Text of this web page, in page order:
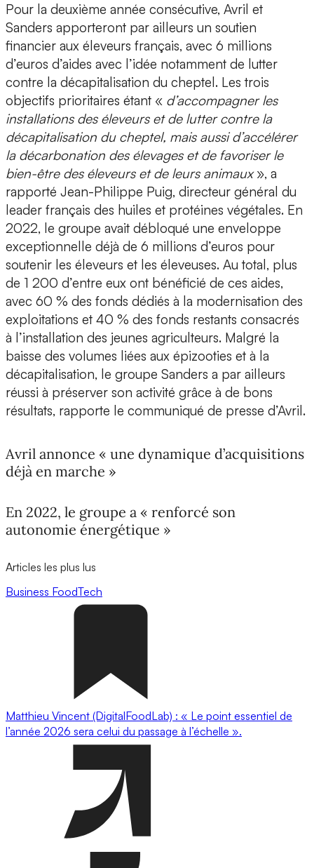
Pour la deuxième année consécutive, Avril et
Sanders apporteront par ailleurs un soutien
financier aux éleveurs français, avec 6 millions
d’euros d’aides avec l’idée notamment de lutter
contre la décapitalisation du cheptel. Les trois
objectifs prioritaires étant « d’accompagner les
installations des éleveurs et de lutter contre la
décapitalisation du cheptel, mais aussi d’accélérer
la décarbonation des élevages et de favoriser le
bien-être des éleveurs et de leurs animaux», a
rapporté Jean-Philippe Puig, directeur général du
leader français des huiles et protéines végétales. En
2022, le groupe avait débloqué une enveloppe
exceptionnelle déjà de 6 millions d’euros pour
soutenir les éleveurs et les éleveuses. Au total, plus
de 1 200 d’entre eux ont bénéficié de ces aides,
avec 60 % des fonds dédiés à la modernisation des
exploitations et 40 % des fonds restants consacrés
à l’installation des jeunes agriculteurs. Malgré la
baisse des volumes liées aux épizooties et à la
décapitalisation, le groupe Sanders a par ailleurs
réussi à préserver son activité grâce à de bons
résultats, rapporte le communiqué de presse d’Avril.
Avril annonce « une dynamique d’acquisitions
déjà en marche »
En 2022, le groupe a « renforcé son
autonomie énergétique »
Articles les plus lus
Business FoodTech
Matthieu Vincent (DigitalFoodLab) : « Le point essentiel de
l’année 2026 sera celui du passage à l’échelle ».